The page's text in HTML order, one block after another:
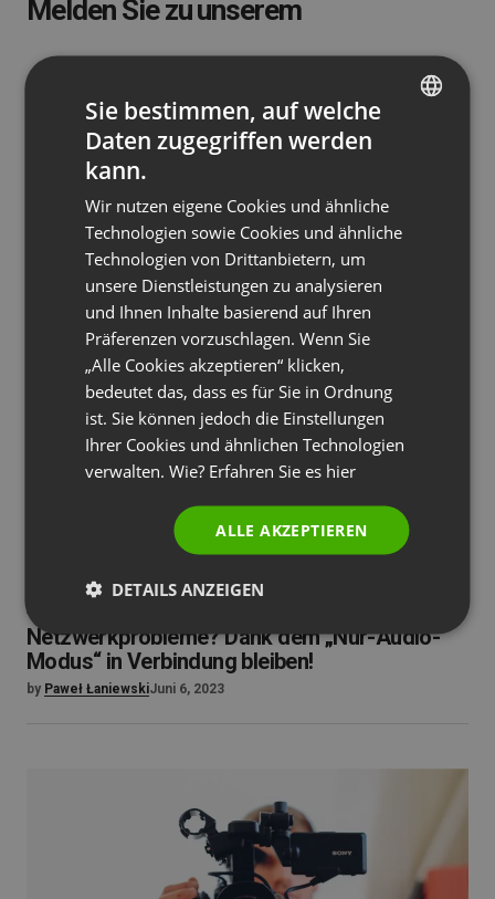
Melden Sie zu unserem
Read more
Netzwerkprobleme? Dank dem „Nur-Audio-
Modus“ in Verbindung bleiben!
by Paweł ŁaniewskiJuni 6, 2023
ENGLISH
GERMAN
POLISH
RUSSIAN
SPANISH
ITALIAN
Sie bestimmen, auf welche
Daten zugegriffen werden
kann.
Wir nutzen eigene Cookies und ähnliche
Technologien sowie Cookies und ähnliche
Technologien von Drittanbietern, um
unsere Dienstleistungen zu analysieren
und Ihnen Inhalte basierend auf Ihren
Präferenzen vorzuschlagen. Wenn Sie
„Alle Cookies akzeptieren“ klicken,
bedeutet das, dass es für Sie in Ordnung
ist. Sie können jedoch die Einstellungen
Ihrer Cookies und ähnlichen Technologien
verwalten. Wie? Erfahren Sie es hier
ALLE AKZEPTIEREN
DETAILS ANZEIGEN